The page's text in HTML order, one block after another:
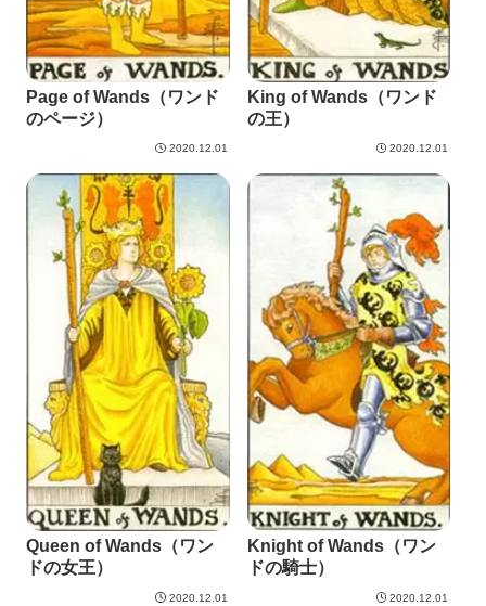
Page of Wands（ワンド
のページ）
2020.12.01
King of Wands（ワンド
の王）
2020.12.01
Queen of Wands（ワン
ドの女王）
2020.12.01
Knight of Wands（ワン
ドの騎士）
2020.12.01